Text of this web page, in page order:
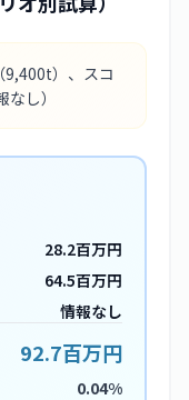
（9,400t） 、スコ
なし）
28.2百万円
64.5百万円
情報なし
92.7百万円
0.04%